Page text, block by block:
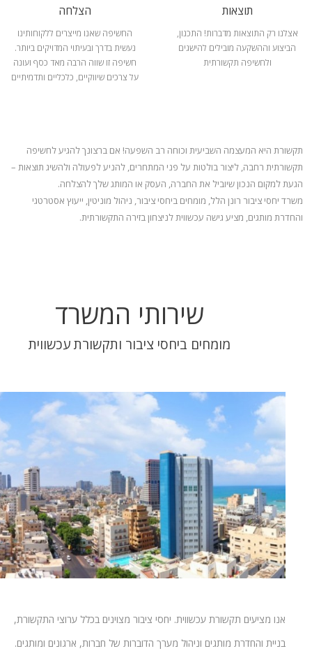
תוצאות
אצלנו רק התוצאות מדברות! התכנון,
הביצוע וההשקעה מובילים להישגים
ולחשיפה תקשורתית
הצלחה
החשיפה שאנו מייצרים ללקוחותינו
נעשית בדרך ובעיתוי המדויקים ביותר.
חשיפה זו שווה הרבה מאד כסף ועונה
על צרכים שיווקיים, כלכליים ותדמיתיים
תקשורת היא המעצמה השביעית וכוחה רב השפעה! אם ברצונך להגיע לחשיפה
תקשורתית רחבה, ליצור בולטות על פני המתחרים, להניעלפעולה ולהשיג תוצאות –
הגעת למקום הנכון שיוביל את החברה, העסק או המותג שלך להצלחה.
משרד יחסי ציבור רונן הלל, מומחים ביחסי ציבור, ניהול מוניטין, ייעוץ אסטרטגי
והחדרת מותגים, מציע גישה עכשווית לניצחון בזירה התקשורתית.
שירותי המשרד
מומחים ביחסי ציבור ותקשורת עכשווית
אנו מציעים תקשורת עכשווית. יחסי ציבור מצוינים בכלל ערוצי התקשורת,
בניית והחדרת מותגים וניהול מערך הדוברות של חברות, ארגונים ומותגים.